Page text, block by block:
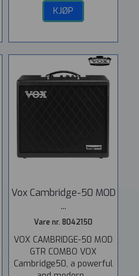
KJØP
Vox Cambridge-50 MOD
...
Vare nr. 8042150
VOX CAMBRIDGE-50 MOD
GTR COMBO VOX
Cambridge50, a powerful